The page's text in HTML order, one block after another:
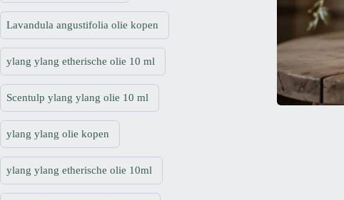
Lavandula angustifolia olie kopen
ylang ylang etherische olie 10 ml
Scentulp ylang ylang olie 10 ml
ylang ylang olie kopen
ylang ylang etherische olie 10ml